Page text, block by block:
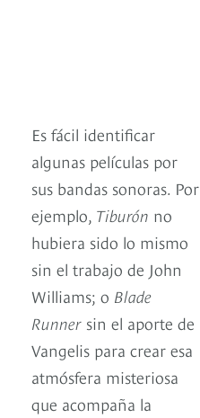
Es fácil identificar
algunas películas por
sus bandas sonoras. Por
ejemplo, Tiburón no
hubiera sido lo mismo
sin el trabajo de John
Williams; o Blade
Runner sin el aporte de
Vangelis para crear esa
atmósfera misteriosa
que acompaña la